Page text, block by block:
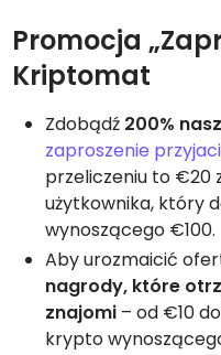
Promocja
Kriptomat
Zdobądź 200%
zaproszenie
przeliczeniu to €20
użytkownika, który
wynoszącego €100.
Aby urozmaicić
nagrody, które
znajomi – od €10
krypto